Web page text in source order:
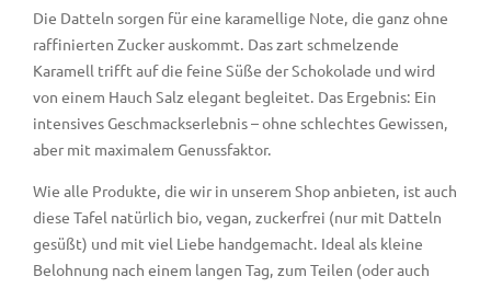
Die Datteln sorgen für eine karamellige Note, die ganz ohne
raffinierten Zucker auskommt. Das zart schmelzende
Karamell trifft auf die feine Süße der Schokolade und wird
von einem Hauch Salz elegant begleitet. Das Ergebnis: Ein
intensives Geschmackserlebnis – ohne schlechtes Gewissen,
aber mit maximalem Genussfaktor.
Wie alle Produkte, die wir in unserem Shop anbieten, ist auch
diese Tafel natürlich bio, vegan, zuckerfrei (nur mit Datteln
gesüßt) und mit viel Liebe handgemacht. Ideal als kleine
Belohnung nach einem langen Tag, zum Teilen (oder auch